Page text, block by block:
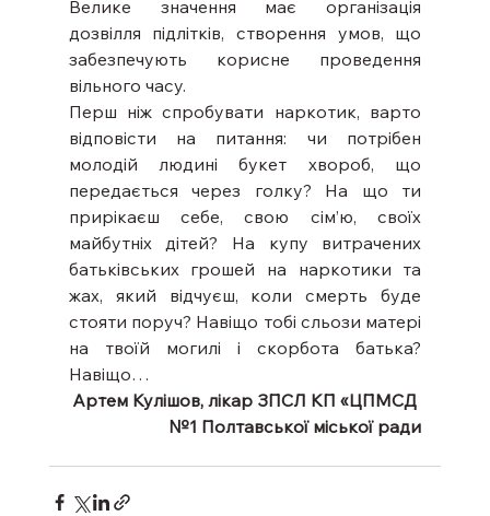
Велике значення має організація
дозвілля підлітків, створення умов, що
забезпечують корисне проведення
вільного часу.
Перш ніж спробувати наркотик, варто
відповісти на питання: чи потрібен
молодій людині букет хвороб, що
передається через голку? На що ти
прирікаєш себе, свою сім’ю, своїх
майбутніх дітей? На купу витрачених
батьківських грошей на наркотики та
жах, який відчуєш, коли смерть буде
стояти поруч? Навіщо тобі сльози матері
на твоїй могилі і скорбота батька?
Навіщо…
Артем Кулішов, лікар ЗПСЛ КП «ЦПМСД
№1 Полтавської міської ради